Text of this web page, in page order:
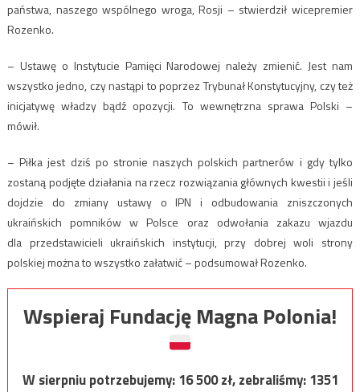
państwa, naszego wspólnego wroga, Rosji – stwierdził wicepremier
Rozenko.
– Ustawę o Instytucie Pamięci Narodowej należy zmienić. Jest nam
wszystko jedno, czy nastąpi to poprzez Trybunał Konstytucyjny, czy też
inicjatywę władzy bądź opozycji. To wewnętrzna sprawa Polski –
mówił.
– Piłka jest dziś po stronie naszych polskich partnerów i gdy tylko
zostaną podjęte działania na rzecz rozwiązania głównych kwestii i jeśli
dojdzie do zmiany ustawy o IPN i odbudowania zniszczonych
ukraińskich pomników w Polsce oraz odwołania zakazu wjazdu
dla przedstawicieli ukraińskich instytucji, przy dobrej woli strony
polskiej można to wszystko załatwić – podsumował Rozenko.
Wspieraj Fundację Magna Polonia!
W sierpniu potrzebujemy:16 500zł, zebraliśmy:1351